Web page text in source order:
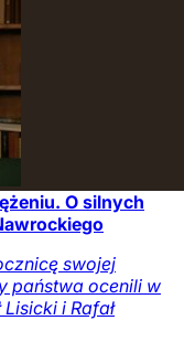
O silnych
swojej
państwa ocenili w
i Rafał